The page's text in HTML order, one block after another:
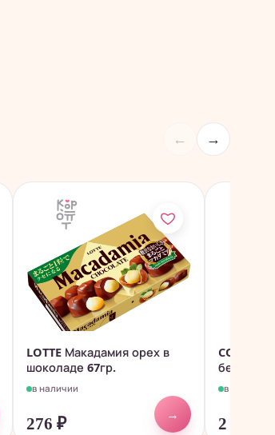
← →
LOTTE Макадамия орех в
шоколаде 67гр.
в наличии
276 ₽
→
COFCO
в наличии
2 780